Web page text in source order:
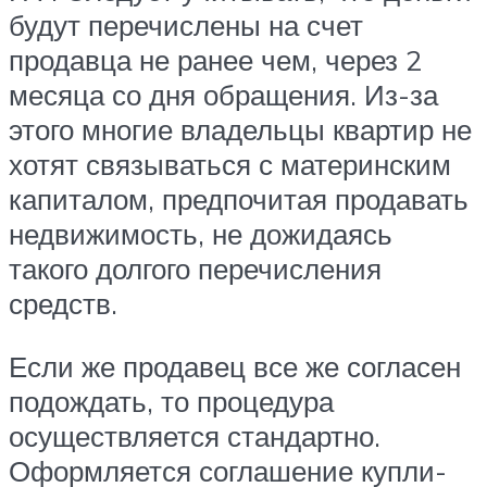
будут перечислены на счет
продавца не ранее чем, через 2
месяца со дня обращения. Из-за
этого многие владельцы квартир не
хотят связываться с материнским
капиталом, предпочитая продавать
недвижимость, не дожидаясь
такого долгого перечисления
средств.
Если же продавец все же согласен
подождать, то процедура
осуществляется стандартно.
Оформляется соглашение купли-